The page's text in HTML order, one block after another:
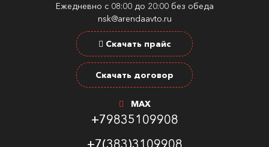
Ежедневно с 08:00 до 20:00 без обеда
nsk@arendaavto.ru
Скачать прайс
Скачать договор
MAX
+79835109908